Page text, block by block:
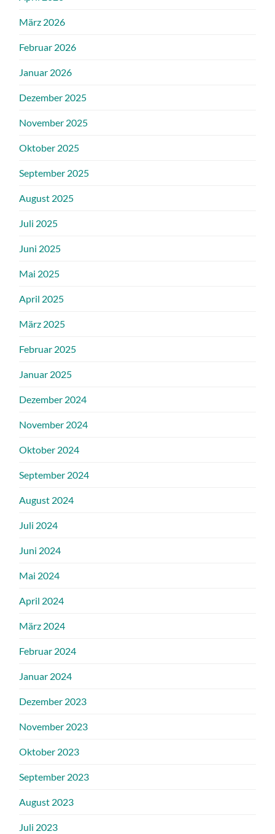
März 2026
Februar 2026
Januar 2026
Dezember 2025
November 2025
Oktober 2025
September 2025
August 2025
Juli 2025
Juni 2025
Mai 2025
April 2025
März 2025
Februar 2025
Januar 2025
Dezember 2024
November 2024
Oktober 2024
September 2024
August 2024
Juli 2024
Juni 2024
Mai 2024
April 2024
März 2024
Februar 2024
Januar 2024
Dezember 2023
November 2023
Oktober 2023
September 2023
August 2023
Juli 2023